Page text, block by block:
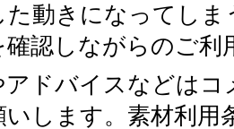
た動きになってし
確認しながらのご利
アドバイスなどはコ
いします。素材利用